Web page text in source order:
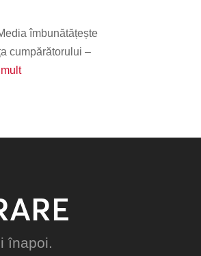
îmbunătățește
cumpărătorului –
înapoi.